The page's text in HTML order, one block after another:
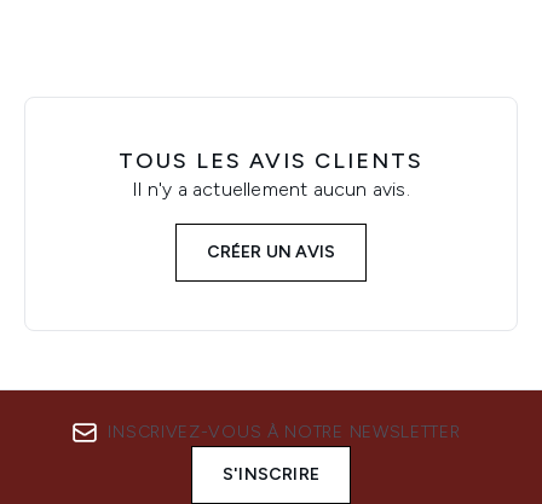
TOUS LES AVIS CLIENTS
Il n'y a actuellement aucun avis.
CRÉER UN AVIS
INSCRIVEZ-VOUS À NOTRE NEWSLETTER
S'INSCRIRE